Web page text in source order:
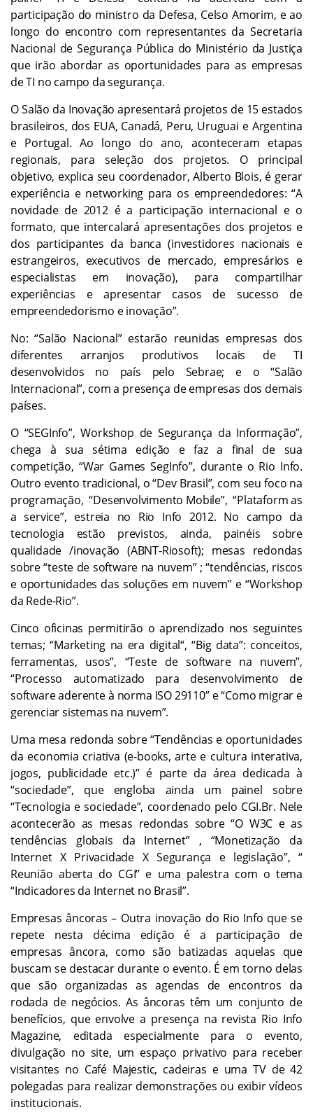
participação do ministro da Defesa, Celso Amorim, e ao
longo do encontro com representantes da Secretaria
Nacional de Segurança Pública do Ministério da Justiça
que irão abordar as oportunidades para as empresas
de TI no campo da segurança.
O Salão da Inovação apresentará projetos de 15 estados
brasileiros, dos EUA, Canadá, Peru, Uruguai e Argentina
e Portugal. Ao longo do ano, aconteceram etapas
regionais, para seleção dos projetos. O principal
objetivo, explica seu coordenador, Alberto Blois, é gerar
experiência e networking para os empreendedores: “A
novidade de 2012 é a participação internacional e o
formato, que intercalará apresentações dos projetos e
dos participantes da banca (investidores nacionais e
estrangeiros, executivos de mercado, empresários e
especialistas em inovação), para compartilhar
experiências e apresentar casos de sucesso de
empreendedorismo e inovação”.
No: “Salão Nacional” estarão reunidas empresas dos
diferentes arranjos produtivos locais de TI
desenvolvidos no país pelo Sebrae; e o “Salão
Internacional”, com a presença de empresas dos demais
países.
O “SEGInfo”, Workshop de Segurança da Informação”,
chega à sua sétima edição e faz a final de sua
competição, “War Games SegInfo”, durante o Rio Info.
Outro evento tradicional, o “Dev Brasil”, com seu foco na
programação, “Desenvolvimento Mobile”, “Plataform as
a service”, estreia no Rio Info 2012. No campo da
tecnologia estão previstos, ainda, painéis sobre
qualidade /inovação (ABNT-Riosoft); mesas redondas
sobre “teste de software na nuvem” ; “tendências, riscos
e oportunidades das soluções em nuvem” e “Workshop
da Rede-Rio”.
Cinco oficinas permitirão o aprendizado nos seguintes
temas; “Marketing na era digital“, “Big data”: conceitos,
ferramentas, usos”, “Teste de software na nuvem”,
“Processo automatizado para desenvolvimento de
software aderente à norma ISO 29110” e “Como migrar e
gerenciar sistemas na nuvem”.
Uma mesa redonda sobre “Tendências e oportunidades
da economia criativa (e-books, arte e cultura interativa,
jogos, publicidade etc.)” é parte da área dedicada à
“sociedade”, que engloba ainda um painel sobre
“Tecnologia e sociedade”, coordenado pelo CGI.Br. Nele
acontecerão as mesas redondas sobre “O W3C e as
tendências globais da Internet” , “Monetização da
Internet X Privacidade X Segurança e legislação”, “
Reunião aberta do CGI” e uma palestra com o tema
“Indicadores da Internet no Brasil”.
Empresas âncoras – Outra inovação do Rio Info que se
repete nesta décima edição é a participação de
empresas âncora, como são batizadas aquelas que
buscam se destacar durante o evento. É em torno delas
que são organizadas as agendas de encontros da
rodada de negócios. As âncoras têm um conjunto de
benefícios, que envolve a presença na revista Rio Info
Magazine, editada especialmente para o evento,
divulgação no site, um espaço privativo para receber
visitantes no Café Majestic, cadeiras e uma TV de 42
polegadas para realizar demonstrações ou exibir vídeos
institucionais.